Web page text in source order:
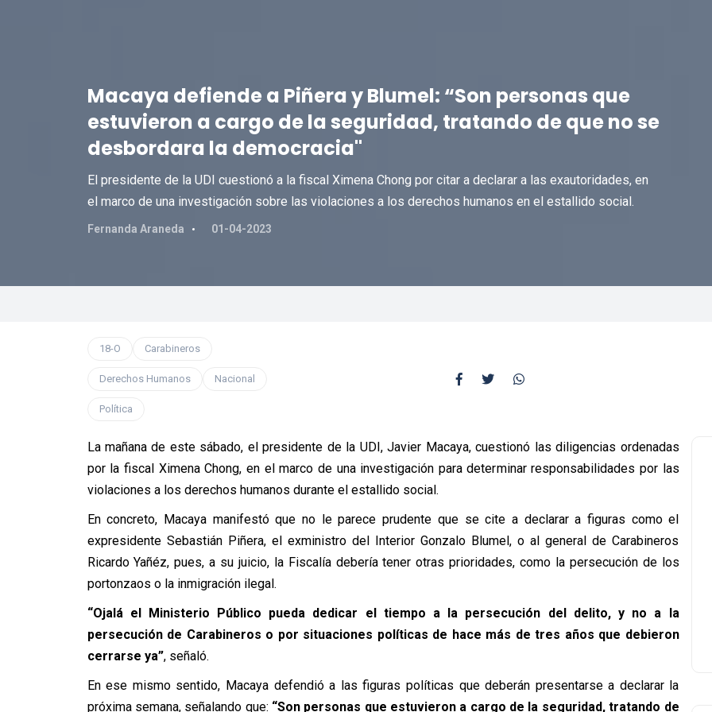
Macaya defiende a Piñera y Blumel: “Son personas que
estuvieron a cargo de la seguridad, tratando de que no se
desbordara la democracia"
El presidente de la UDI cuestionó a la fiscal Ximena Chong por citar a declarar a las exautoridades, en
el marco de una investigación sobre las violaciones a los derechos humanos en el estallido social.
Fernanda Araneda 01-04-2023
18-O Carabineros
Derechos Humanos Nacional
Política
La mañana de este sábado, el presidente de la UDI, Javier Macaya, cuestionó las diligencias ordenadas
por la fiscal Ximena Chong, en el marco de una investigación para determinar responsabilidades por las
violaciones a los derechos humanos durante el estallido social.
En concreto, Macaya manifestó que no le parece prudente que se cite a declarar a figuras como el
expresidente Sebastián Piñera, el exministro del Interior Gonzalo Blumel, o al general de Carabineros
Ricardo Yañéz, pues, a su juicio, la Fiscalía debería tener otras prioridades, como la persecución de los
portonzaos o la inmigración ilegal.
“Ojalá el Ministerio Público pueda dedicar el tiempo a la persecución del delito, y no a la
persecución de Carabineros o por situaciones políticas de hace más de tres años que debieron
cerrarse ya”, señaló.
En ese mismo sentido, Macaya defendió a las figuras políticas que deberán presentarse a declarar la
próxima semana, señalando que: “Son personas que estuvieron a cargo de la seguridad, tratando de